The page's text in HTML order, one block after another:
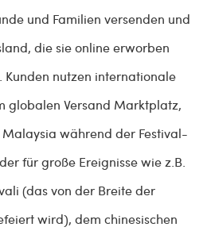
und Familien versenden und
die sie online erworben
Kunden nutzen internationale
globalen Versand Marktplatz,
während der Festival-
für große Ereignisse wie z.B.
(das von der Breite der
wird), dem chinesischen